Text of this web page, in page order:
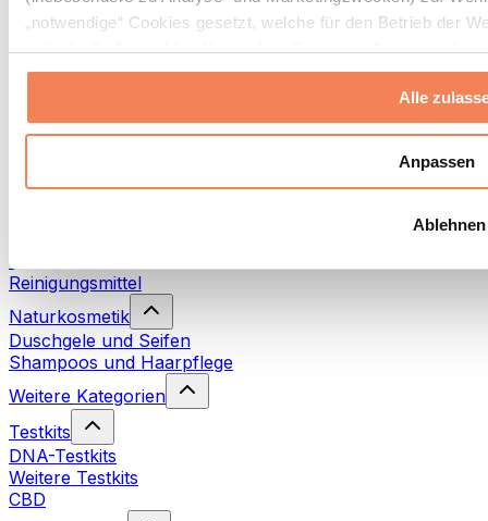
„notwendige“ Cookies gesetzt, welche für den Betrieb der
individuelle Auswahl treffen, indem Sie unter „Anpassen“
erlauben“ klicken.
Weitere Informationen über die Verarbeitung Ihrer Daten
Datenschutzerklärung
Alle
Anpassen
Ablehnen
Kampfsport
Yoga & Pilates
Wandern
Rotlichttherapie
Waschmittel
Reinigungsmittel
Naturkosmetik
Duschgele und Seifen
Shampoos und Haarpflege
Weitere Kategorien
Testkits
DNA-Testkits
Weitere Testkits
CBD